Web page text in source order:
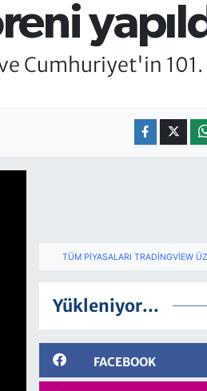
Cumhuriyet'in 101.
TÜM PIYASALARI TRADINGVIEW
Yükleniyor...
FACEBOOK